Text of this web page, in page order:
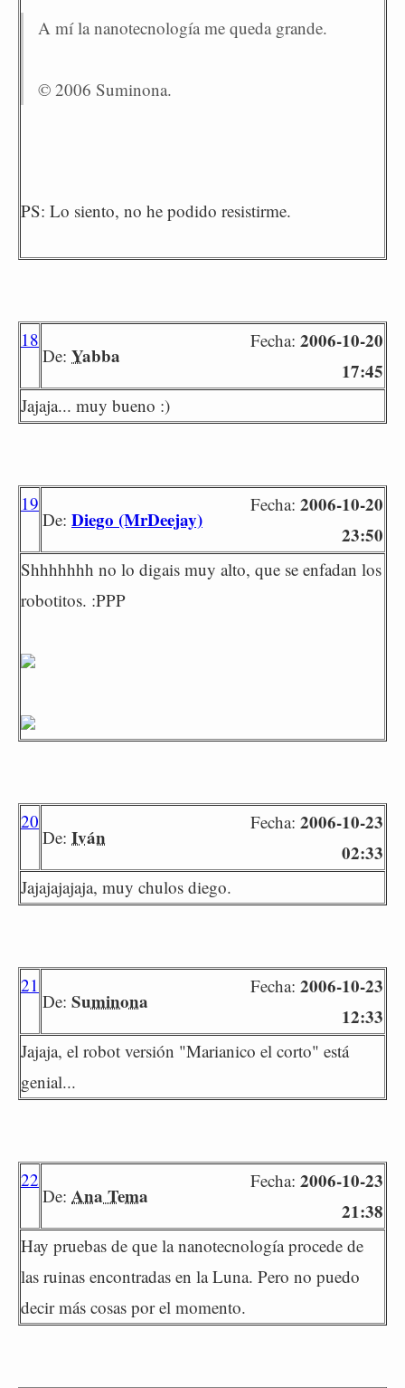
A mí la nanotecnología me queda grande.
© 2006 Suminona.
PS: Lo siento, no he podido resistirme.
18
De: Yabba
Fecha: 2006-10-20
17:45
Jajaja... muy bueno :)
19
De: Diego (MrDeejay)
Fecha: 2006-10-20
23:50
Shhhhhhh no lo digais muy alto, que se enfadan los
robotitos. :PPP
20
De: Iván
Fecha: 2006-10-23
02:33
Jajajajajaja, muy chulos diego.
21
De: Suminona
Fecha: 2006-10-23
12:33
Jajaja, el robot versión "Marianico el corto" está
genial...
22
De: Ana Tema
Fecha: 2006-10-23
21:38
Hay pruebas de que la nanotecnología procede de
las ruinas encontradas en la Luna. Pero no puedo
decir más cosas por el momento.